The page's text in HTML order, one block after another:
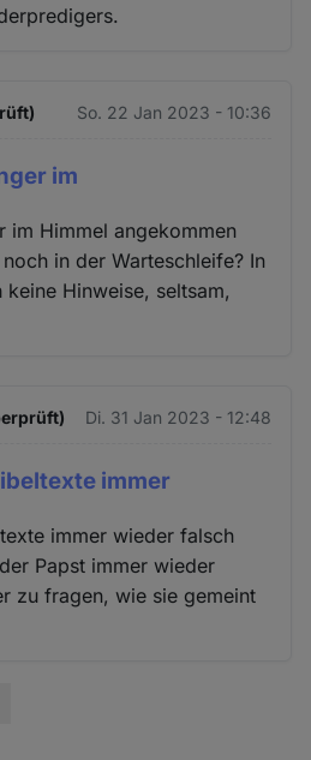
So. 22 Jan 2023 - 10:36
im
im Himmel angekommen
in der Warteschleife? In
Hinweise, seltsam,
Di. 31 Jan 2023 - 12:48
immer
immer wieder falsch
Papst immer wieder
zu fragen, wie sie gemeint